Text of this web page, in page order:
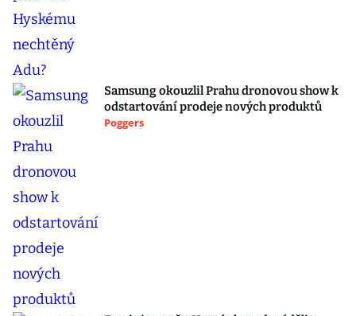
Samsung okouzlil Prahu dronovou show k
odstartování prodeje nových produktů
Poggers